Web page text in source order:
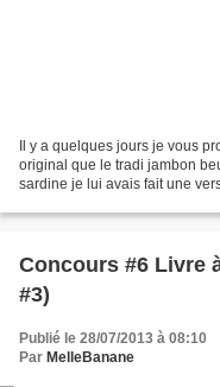
Il y a quelques jours je vous
original que le tradi jambon
sardine je lui avais fait une
Concours #6 Livre
#3)
Publié le 28/07/2013 à 08:10
Par MelleBanane